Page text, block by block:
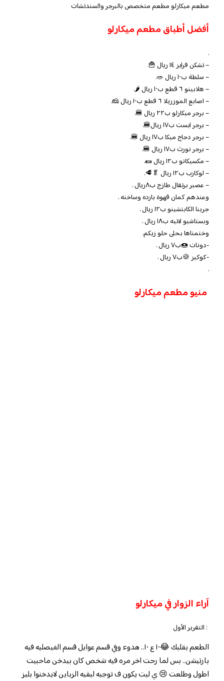
مطعم ميكارلو مطعم متخصص بالبرجر والسندتشات
أفضل أطباق مطعم ميكارلو
.
– تشكن فرايز ١٤ ريال 🍟.
– سلطة ب١٠ ريال 🥗.
– هلابينو ٦ قطع ب١٠ ريال 🌶.
– اصابع الموزريلا ٦ قطع ب١٠ ريال 🧀.
– برجر ميكارلو ب٢٢ ريال 🍔.
– برجر ايست ب١٧ ريال🍔.
– برجر دجاج ميكا ب١٧ ريال 🍔.
– برجر نورث ب١٧ ريال 🍔.
– مكسيكانو ب١٢ ريال 🌯.
– لوكارب ب١٢ ريال 🥬🥩.
– عصبر برتقال طازج ب٨ريال .
وعندهم كمان قهوة بارده وساخنه .
جربنا الكابتشينو ب١٢ ريال .
وبستاشيو لاتيه ب١٨ ريال .
وختمناها بحلى حلو زيكم.
-دونات 🍩ب٧ ريال .
-كوكيز 🍪ب٧ ريال .
.
منيو مطعمميكارلو
آراء الزوار فيميكارلو
: التقرير الأول
الطعم بقلبك 😂١٠ ع ١٠.. هدوء وفي قسم عوايل قسم الفيصليه فيه
بارتيشن.. بس لما رحت اخر مره فيه شخص كان بيدخن ماحبيت
اطول وطلعت 😢 ي ليت يكون ف توجيه لبقيه الزباين لايدخنوا بليز